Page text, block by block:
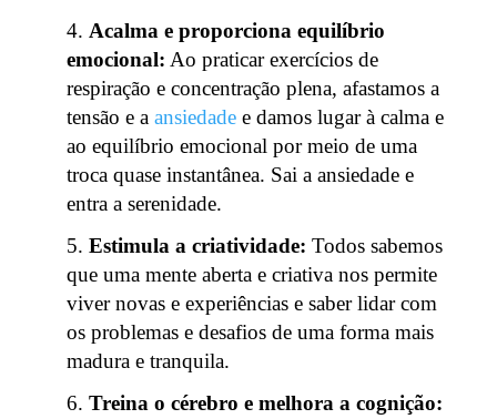
Acalma e proporciona equilíbrio
emocional: Ao praticar exercícios de
respiração e concentração plena, afastamos a
tensão e a ansiedadee damos lugar à calma e
ao equilíbrio emocional por meio de uma
troca quase instantânea. Sai a ansiedade e
entra a serenidade.
Estimula a criatividade: Todos sabemos
que uma mente aberta e criativa nos permite
viver novas e experiências e saber lidar com
os problemas e desafios de uma forma mais
madura e tranquila.
Treina o cérebro e melhora a cognição: